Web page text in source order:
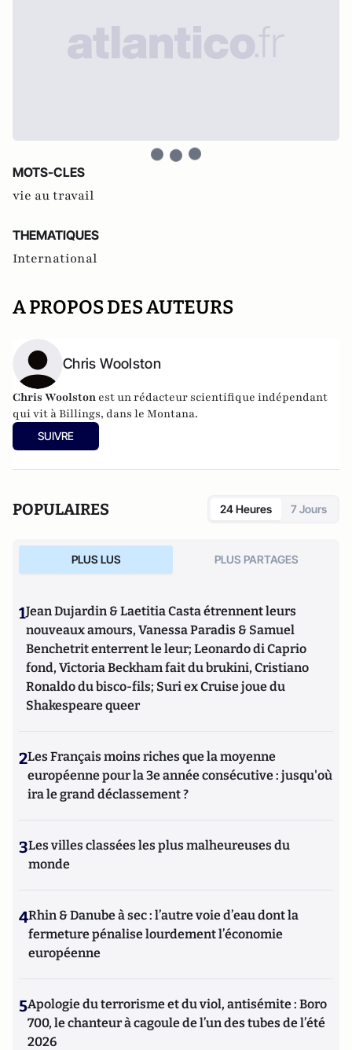
MOTS-CLES
vie au travail
THEMATIQUES
International
A PROPOS DES AUTEURS
Chris Woolston
Chris Woolston est un rédacteur scientifique indépendant
qui vit à Billings, dans le Montana.
SUIVRE
POPULAIRES 24 Heures 7 Jours
PLUS LUS PLUS PARTAGES
1Jean Dujardin & Laetitia Casta étrennent leurs
nouveaux amours, Vanessa Paradis & Samuel
Benchetrit enterrent le leur; Leonardo di Caprio
fond, Victoria Beckham fait du brukini, Cristiano
Ronaldo du bisco-fils; Suri ex Cruise joue du
Shakespeare queer
2Les Français moins riches que la moyenne
européenne pour la 3e année consécutive : jusqu'où
ira le grand déclassement ?
3Les villes classées les plus malheureuses du
monde
4Rhin & Danube à sec : l’autre voie d’eau dont la
fermeture pénalise lourdement l’économie
européenne
5Apologie du terrorisme et du viol, antisémite : Boro
700, le chanteur à cagoule de l’un des tubes de l’été
2026